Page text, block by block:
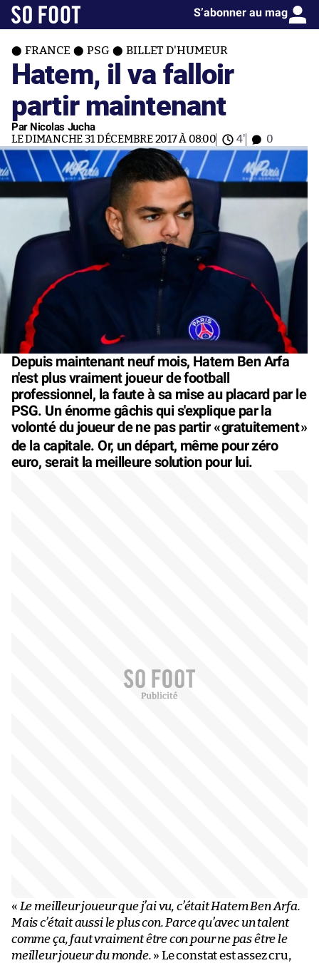
S’abonner au mag
FRANCE PSG BILLET D'HUMEUR
Hatem, il va falloir
partir maintenant
Par Nicolas Jucha
LE DIMANCHE 31 DÉCEMBRE 2017 À 08:00 4' 0
Depuis maintenant neuf mois, Hatem Ben Arfa
n'est plus vraiment joueur de football
professionnel, la faute à sa mise au placard par le
PSG. Un énorme gâchis qui s'explique par la
volonté du joueur de ne pas partir «gratuitement»
de la capitale. Or, un départ, même pour zéro
euro, serait la meilleure solution pour lui.
« Le meilleur joueur que j’ai vu, c’était Hatem Ben Arfa.
Mais c’était aussi le plus con. Parce qu’avec un talent
comme ça, faut vraiment être con pour ne pas être le
meilleur joueur du monde. » Le constat est assez cru,